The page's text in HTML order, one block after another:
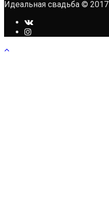
Идеальная свадьба © 2017